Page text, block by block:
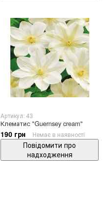
Артикул: 43
Клематис "Guernsey cream"
190 грн Немає в наявності
Повідомити про
надходження